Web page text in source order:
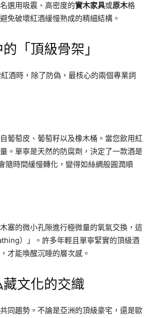
選用吸震、高密度的實木家具或原木格
免破壞紅酒緩慢熟成的精細結構。
「頂級骨架」
酒時，除了防偽，最核心的兩個專業詞
葡萄皮、葡萄籽以及橡木桶。當您飲用紅
。單寧是天然的防腐劑，決定了一款酒是
隨時間緩慢轉化，變得如絲綢般圓潤順
塞的微小孔隙進行極微量的氧氣交換，這
）」。許多年輕且單寧緊實的頂級酒
才能喚醒沉睡的層次感。
文化的交織
同趨勢。不論是亞洲的頂級豪宅，還是歐